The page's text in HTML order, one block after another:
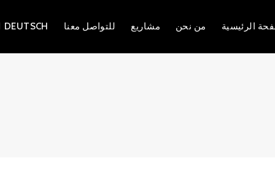
الرئيسية من نحن مشاريع للتواصل معنا DEUTSCH